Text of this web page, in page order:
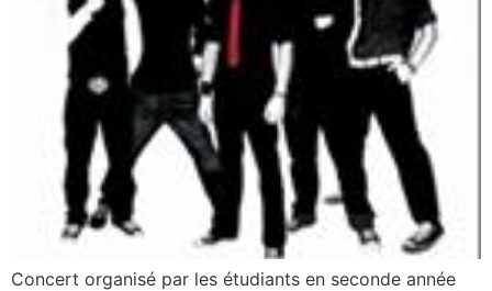
Concert organisé par les étudiants en seconde année